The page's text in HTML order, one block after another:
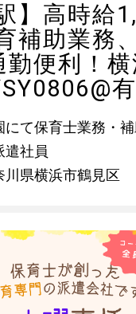
】高時給
補助業務
勤便利！
にて保育士業務・
遣社員
川県横浜市鶴見区